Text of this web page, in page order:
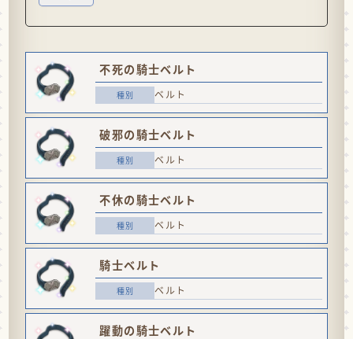
不死の騎士ベルト
ベルト
破邪の騎士ベルト
ベルト
不休の騎士ベルト
ベルト
騎士ベルト
ベルト
躍動の騎士ベルト